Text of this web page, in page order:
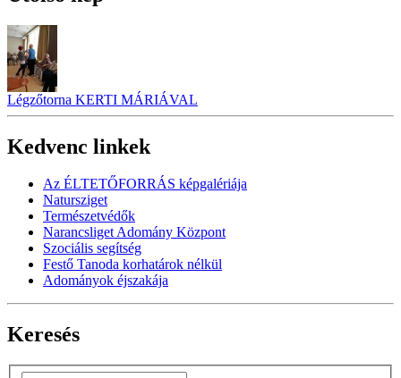
Légzőtorna KERTI MÁRIÁVAL
Kedvenc linkek
Az ÉLTETŐFORRÁS képgalériája
Natursziget
Természetvédők
Narancsliget Adomány Központ
Szociális segítség
Festő Tanoda korhatárok nélkül
Adományok éjszakája
Keresés